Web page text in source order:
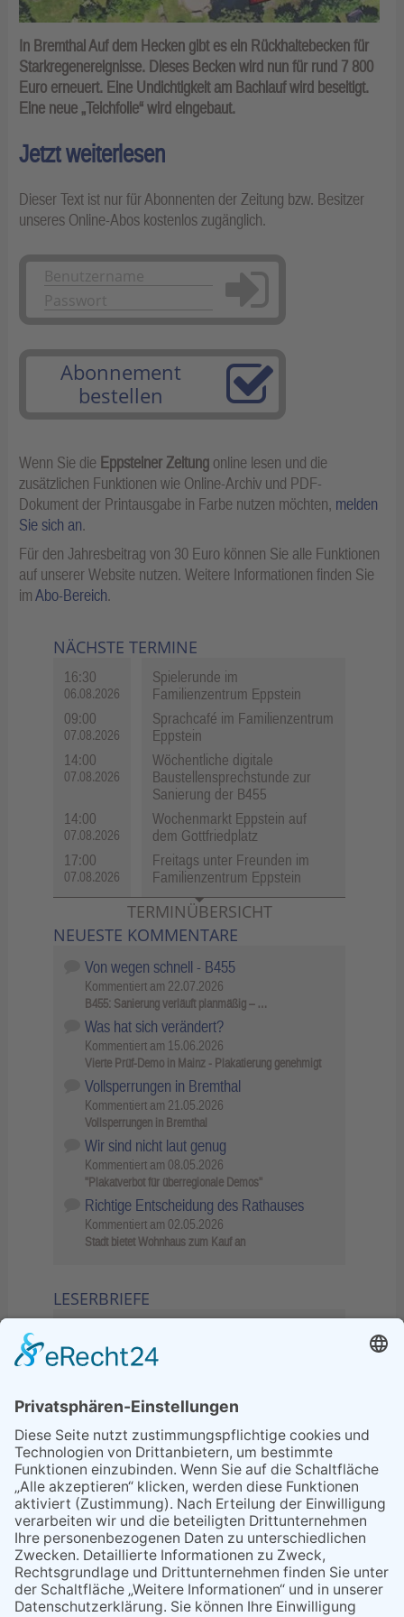
In Bremthal Auf dem Hecken gibt es ein Rückhaltebecken für
Starkregenereignisse. Dieses Becken wird nun für rund 7 800
Euro erneuert. Eine Undichtigkeit am Bachlauf wird beseitigt.
Eine neue „Teichfolie“ wird eingebaut.
Jetzt weiterlesen
Dieser Text ist nur für Abonnenten der Zeitung bzw. Besitzer
unseres Online-Abos kostenlos zugänglich.
Anmelden
Abonnement
bestellen
Wenn Sie die Eppsteiner Zeitung online lesen und die
zusätzlichen Funktionen wie Online-Archiv und PDF-
Dokument der Printausgabe in Farbe nutzen möchten, melden
Sie sich an.
Für den Jahresbeitrag von 30 Euro können Sie alle Funktionen
auf unserer Website nutzen. Weitere Informationen finden Sie
imAbo-Bereich.
NÄCHSTE TERMINE
16:30
06.08.2026
Spielerunde im
Familienzentrum Eppstein
09:00
07.08.2026
Sprachcafé im Familienzentrum
Eppstein
14:00
07.08.2026
Wöchentliche digitale
Baustellensprechstunde zur
Sanierung der B455
14:00
07.08.2026
Wochenmarkt Eppstein auf
dem Gottfriedplatz
17:00
07.08.2026
Freitags unter Freunden im
Familienzentrum Eppstein
TERMINÜBERSICHT
NEUESTE KOMMENTARE
Von wegen schnell - B455
Kommentiert am 22.07.2026
B455: Sanierung verläuft planmäßig – …
Was hat sich verändert?
Kommentiert am 15.06.2026
Vierte Prüf-Demo in Mainz - Plakatierung genehmigt
Vollsperrungen in Bremthal
Kommentiert am 21.05.2026
Vollsperrungen in Bremthal
Wir sind nicht laut genug
Kommentiert am 08.05.2026
"Plakatverbot für überregionale Demos"
Richtige Entscheidung des Rathauses
Kommentiert am 02.05.2026
Stadt bietet Wohnhaus zum Kauf an
LESERBRIEFE
Sperrung B455: Kleiner
Grenzverkehr statt weite Wege
21.04.2026
Wenn Bahn-Computer nicht
miteinander kommunizieren
11.03.2026
"Plakatverbot für überregionale
Demos"
04.02.2026
Gelbe Tonne – Ein kleiner Blick
über den Tellerand
04.02.2026
Plastikersparnis durch Nutzung